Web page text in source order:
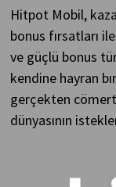
Hitpot Mobil,
bonus fırsatları
ve güçlü bonus
kendine hayran
gerçekten
dünyasının